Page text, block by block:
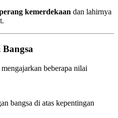
kemerdekaan dan lahirnya
beberapa nilai
bangsa di atas kepentingan